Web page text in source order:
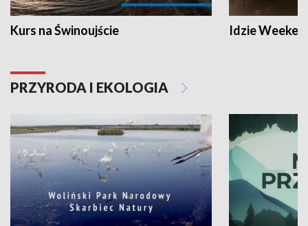
Kurs na Świnoujście Idzie
PRZYRODA I EKOLOGIA